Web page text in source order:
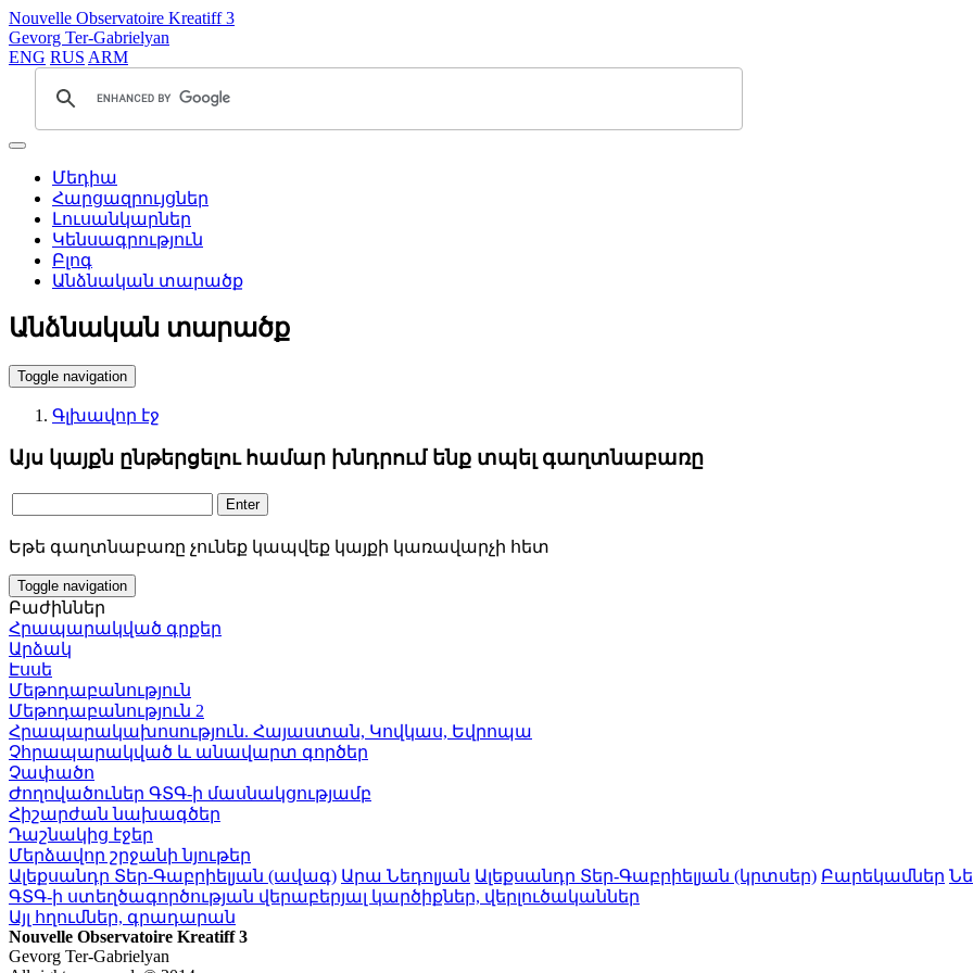
Nouvelle Observatoire Kreatiff 3
Gevorg Ter-Gabrielyan
ENG RUS ARM
Մեդիա
Հարցազրույցներ
Լուսանկարներ
Կենսագրություն
Բլոգ
Անձնական տարածք
Անձնական տարածք
Toggle navigation
Գլխավոր էջ
Այս կայքն ընթերցելու համար խնդրում ենք տպել գաղտնաբառը
Եթե գաղտնաբառը չունեք կապվեք կայքի կառավարչի հետ
Toggle navigation
Բաժիններ
Հրապարակված գրքեր
Արձակ
Էսսե
Մեթոդաբանություն
Մեթոդաբանություն 2
Հրապարակախոսություն. Հայաստան, Կովկաս, Եվրոպա
Չհրապարակված և անավարտ գործեր
Չափածո
Ժողովածուներ ԳՏԳ-ի մասնակցությամբ
Հիշարժան նախագծեր
Դաշնակից էջեր
Մերձավոր շրջանի նյութեր
Ալեքսանդր Տեր-Գաբրիելյան (ավագ) Արա Նեդոլյան Ալեքսանդր Տեր-Գաբրիելյան (կրտսեր) Բարեկամներ
ԳՏԳ-ի ստեղծագործության վերաբերյալ կարծիքներ, վերլուծականներ
Այլ հղումներ, գրադարան
Nouvelle Observatoire Kreatiff 3
Gevorg Ter-Gabrielyan